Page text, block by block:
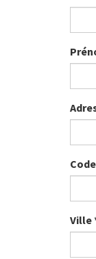
Ville